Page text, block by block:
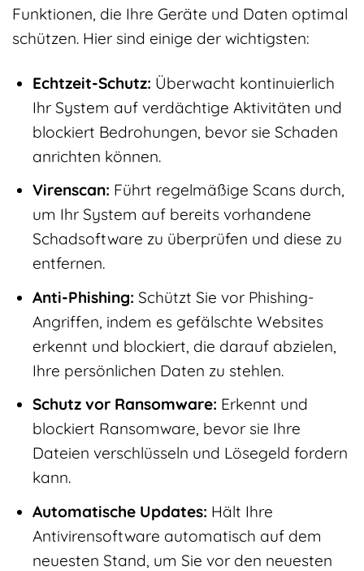
Funktionen, die Ihre Geräte und Daten optimal
schützen. Hier sind einige der wichtigsten:
Echtzeit-Schutz: Überwacht kontinuierlich
Ihr System auf verdächtige Aktivitäten und
blockiert Bedrohungen, bevor sie Schaden
anrichten können.
Virenscan: Führt regelmäßige Scans durch,
um Ihr System auf bereits vorhandene
Schadsoftware zu überprüfen und diese zu
entfernen.
Anti-Phishing: Schützt Sie vor Phishing-
Angriffen, indem es gefälschte Websites
erkennt und blockiert, die darauf abzielen,
Ihre persönlichen Daten zu stehlen.
Schutz vor Ransomware: Erkennt und
blockiert Ransomware, bevor sie Ihre
Dateien verschlüsseln und Lösegeld fordern
kann.
Automatische Updates: Hält Ihre
Antivirensoftware automatisch auf dem
neuesten Stand, um Sie vor den neuesten